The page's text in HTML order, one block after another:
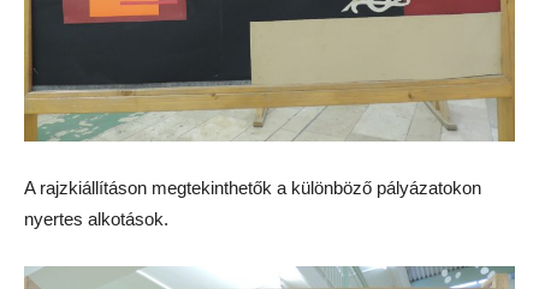
A rajzkiállításon megtekinthetők a különböző pályázatokon
nyertes alkotások.